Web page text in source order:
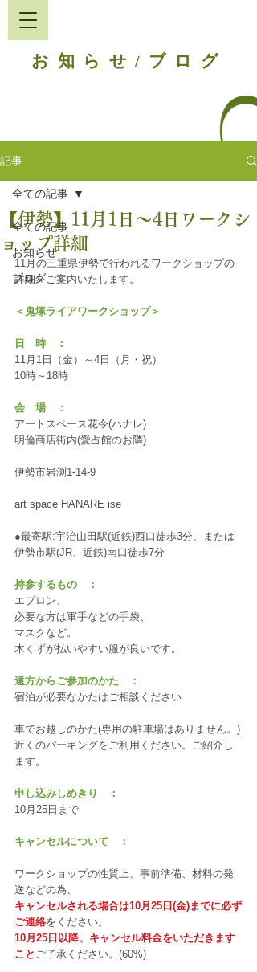
お知らせ / ブログ
記事
全ての記事
お知らせ
ブログ
全ての記事
【伊勢】11月1日〜4日ワークシ
ョップ詳細
11月の三重県伊勢で行われるワークショップの
詳細をご案内いたします。
＜鬼塚ライアワークショップ＞
日　時　：
11月1日（金）～4日（月・祝）
10時～18時
会　場　：
アートスペース花令(ハナレ)
明倫商店街内(愛占館のお隣)
伊勢市岩渕1-14-9
art space HANARE ise
●最寄駅:宇治山田駅(近鉄)西口徒歩3分、または
伊勢市駅(JR、近鉄)南口徒歩7分
持参するもの　：
エプロン、
必要な方は軍手などの手袋、
マスクなど。
木くずが払いやすい服が良いです。
遠方からご参加のかた　：
宿泊が必要なかたはご相談ください
車でお越しのかた(専用の駐車場はありません。)
近くのパーキングをご利用ください。ご紹介し
ます。
申し込みしめきり　：
10月25日まで
キャンセルについて　：
ワークショップの性質上、事前準備、材料の発
送などの為、
キャンセルされる場合は10月25日(金)までに必ず
ご連絡をください。
10月25日以降、キャンセル料金をいただきます
こと ご了承ください。(60%)